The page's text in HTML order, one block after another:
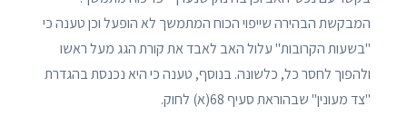
המבקשת הבהירה שייפוי הכוח המתמשך לא הופעל וכן טענה כי
"בשעות הקרובות" עלול האב לאבד את קורת הגג מעל ראשו
ולהפוך לחסר כל, כלשונה. בנוסף, טענה כי היא נכנסת בהגדרת
"צד מעונין" שבהוראת סעיף 68(א) לחוק.